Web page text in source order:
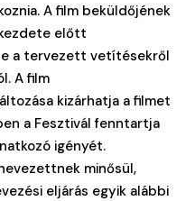
A film beküldőjének
előtt
a tervezett vetítésekről
A film
kizárhatja a filmet
a Fesztivál fenntartja
igényét.
minősül,
eljárás egyik alábbi